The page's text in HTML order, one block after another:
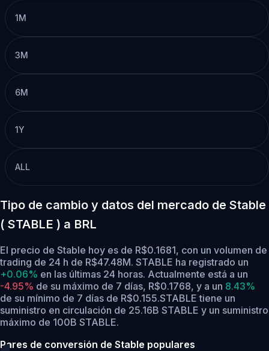
1M
3M
6M
1Y
ALL
Tipo de cambio y datos del mercado de Stable
( STABLE ) a BRL
El precio de Stable hoy es de R$0.1681, con un volumen de
trading de 24 h de R$47.48M. STABLE ha registrado un
+0.06% en las últimas 24 horas. Actualmente está a un
-4.95% de su máximo de 7 días, R$0.1768, y a un 8.43%
de su mínimo de 7 días de R$0.155.STABLE tiene un
suministro en circulación de 25.16B STABLE y un suministro
máximo de 100B STABLE.
Pares de conversión de Stable populares